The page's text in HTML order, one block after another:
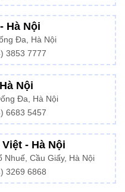
Hà Nội
Đa, Hà Nội
3853 7777
Nội
Đa, Hà Nội
6683 5457
- Hà Nội
Cầu Giấy, Hà Nội
3269 6868